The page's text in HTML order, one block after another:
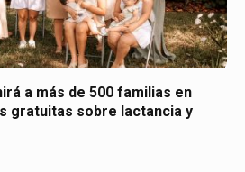
a más de 500 familias en
gratuitas sobre lactancia y